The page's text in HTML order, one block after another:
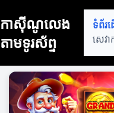
កាស៊ីណូលេង
តាមទូរស័ព្ទ
ទំព័រ
សេវ